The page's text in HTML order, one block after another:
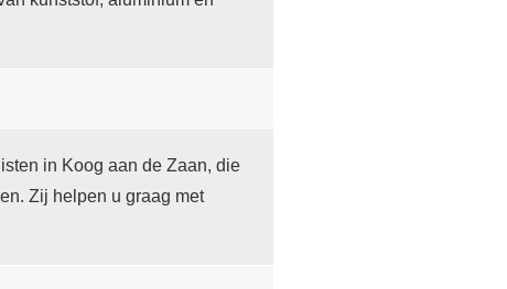
in Koog aan de Zaan, die
Zij helpen u graag met